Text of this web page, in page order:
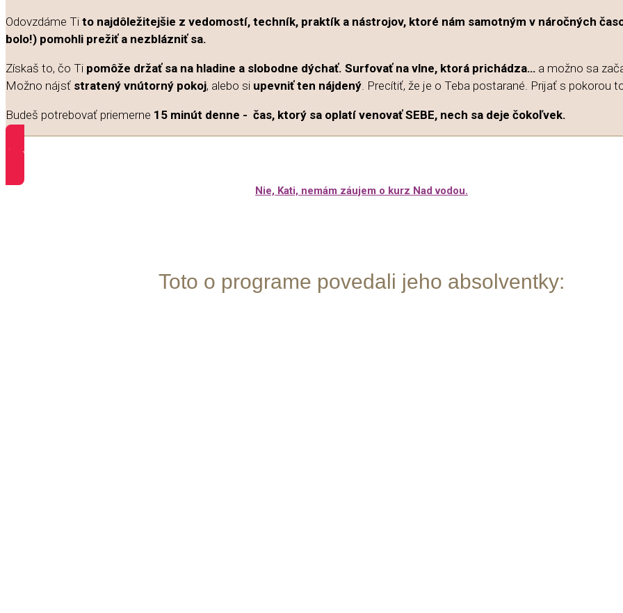
Odovzdáme Ti to najdôležitejšie z vedomostí, techník, praktík a nástrojov, ktoré nám samotným v náročných
bolo!) pomohli prežiť a nezblázniť sa.
Získaš to, čo Ti pomôže držať sa na hladine a slobodne dýchať. Surfovať na vlne, ktorá prichádza… a možno sa
Možno nájsť stratený vnútorný pokoj, alebo si upevniť ten nájdený . Precítiť, že je o Teba postarané. Prijať s pokorou
Budeš potrebovať priemerne 15 minút denne - čas, ktorý sa oplatí venovať SEBE, nech sa deje čokoľvek.
ÁNO, CHCEM pridať online kurz Nad vodou do objednávky!
Nie, Kati, nemám záujem o kurz Nad vodou.
Toto o programe povedali jeho absolventky: